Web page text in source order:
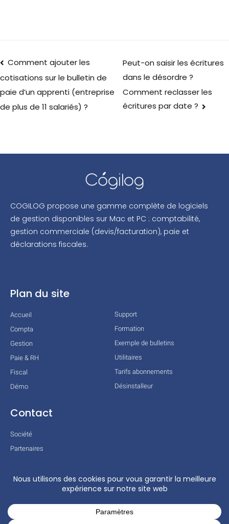
Comment ajouter les
cotisations sur le bulletin de
paie d’un apprenti (entreprise
de plus de 11 salariés) ?
Peut-on saisir les écritures
dans le désordre ?
Comment reclasser les
écritures par date ?
COGILOG propose une gamme complète de logiciels
de gestion disponibles sur Mac et PC : comptabilité,
gestion commerciale (devis/facturation), paie et
déclarations fiscales.
Plan du site
Accueil
Compta
Gestion
Paie & RH
Fiscal
Démo
Support
Formation
Exemple de bulletins
Utilitaires
Tarifs abonnements
Désinstalleur
Contact
Société
Partenaires
Mentions légales
Conditions générales
Actualités